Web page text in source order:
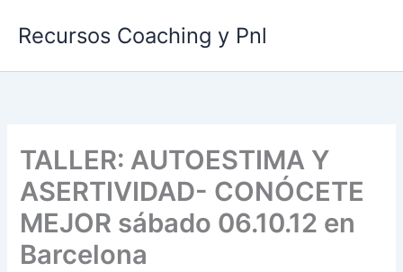
Recursos Coaching y Pnl
TALLER: AUTOESTIMA Y
ASERTIVIDAD- CONÓCETE
MEJOR sábado 06.10.12 en
Barcelona